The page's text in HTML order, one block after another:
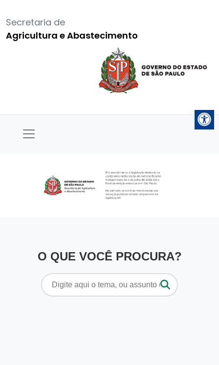
Secretaria de
Agricultura e Abastecimento
O QUE VOCÊ PROCURA?
Pesquisar
por: